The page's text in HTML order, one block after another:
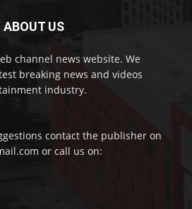
ABOUT US
channel news website. We
breaking news and videos
industry.
contact the publisher on
or call us on: